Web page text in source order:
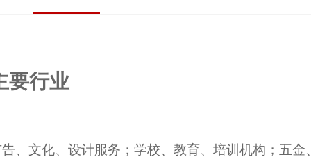
要行业
、文化、设计服务；学校、教育、培训机构；五金